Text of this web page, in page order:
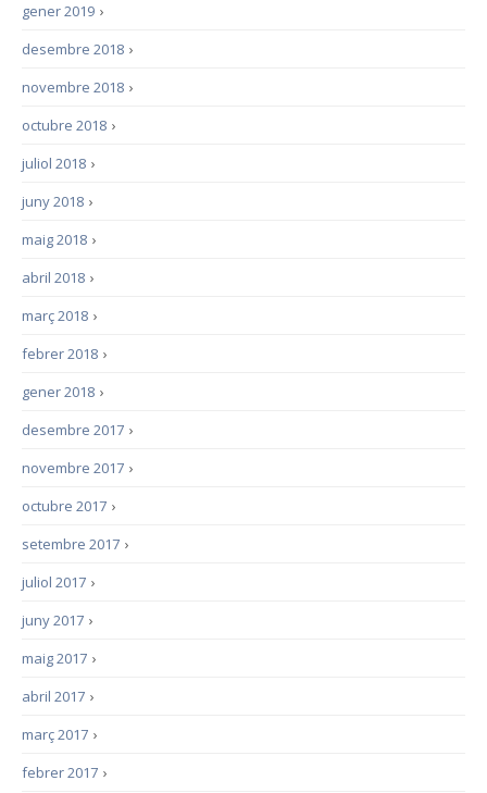
›
gener 2019
›
desembre 2018
›
novembre 2018
›
octubre 2018
›
juliol 2018
›
juny 2018
›
maig 2018
›
abril 2018
›
març 2018
›
febrer 2018
›
gener 2018
›
desembre 2017
›
novembre 2017
›
octubre 2017
›
setembre 2017
›
juliol 2017
›
juny 2017
›
maig 2017
›
abril 2017
›
març 2017
›
febrer 2017